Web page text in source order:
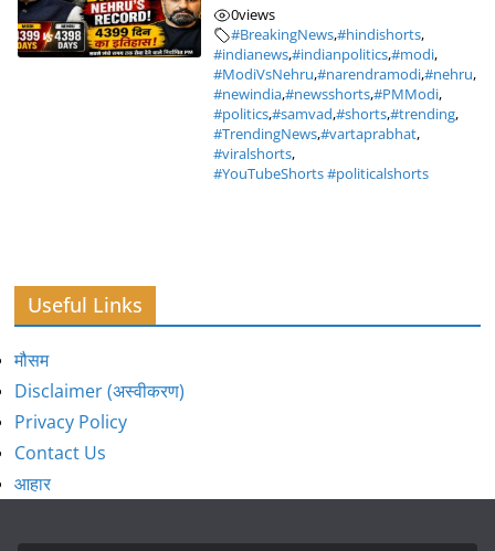
0views
#BreakingNews,#hindishorts,
#indianews,#indianpolitics,#modi,
#ModiVsNehru,#narendramodi,#nehru,
#newindia,#newsshorts,#PMModi,
#politics,#samvad,#shorts,#trending,
#TrendingNews,#vartaprabhat,
#viralshorts,
#YouTubeShorts #politicalshorts
Useful Links
मौसम
Disclaimer (अस्वीकरण)
Privacy Policy
Contact Us
आहार